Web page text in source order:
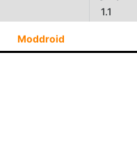
1.1
Moddroid